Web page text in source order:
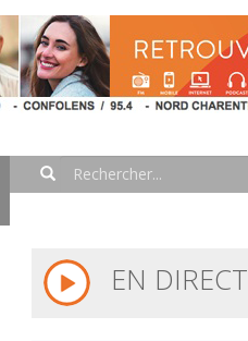
EN DIRECT